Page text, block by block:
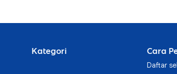
Kategori Cara
Daftar